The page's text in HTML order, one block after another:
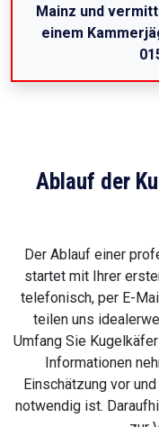
Mainz und
einem
Ablauf der
Der Ablauf einer
startet mit Ihrer
telefonisch, per E-
teilen uns
Umfang Sie
Informationen
Einschätzung vor
notwendig ist.